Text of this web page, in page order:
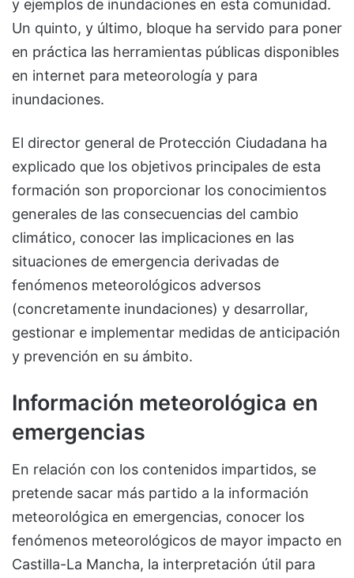
y ejemplos de inundaciones en esta comunidad.
Un quinto, y último, bloque ha servido para poner
en práctica las herramientas públicas disponibles
en internet para meteorología y para
inundaciones.
El director general de Protección Ciudadana ha
explicado que los objetivos principales de esta
formación son proporcionar los conocimientos
generales de las consecuencias del cambio
climático, conocer las implicaciones en las
situaciones de emergencia derivadas de
fenómenos meteorológicos adversos
(concretamente inundaciones) y desarrollar,
gestionar e implementar medidas de anticipación
y prevención en su ámbito.
Información meteorológica en
emergencias
En relación con los contenidos impartidos, se
pretende sacar más partido a la información
meteorológica en emergencias, conocer los
fenómenos meteorológicos de mayor impacto en
Castilla-La Mancha, la interpretación útil para